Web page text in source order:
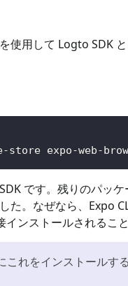
使用して Logto SDK
expo-web-
です。残りのパッ
た。なぜなら、Expo
インストールされるこ
これをインストールす